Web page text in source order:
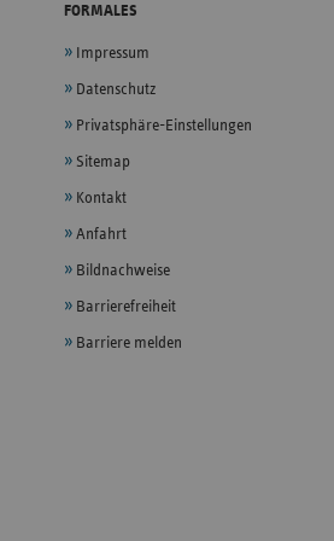
FORMALES
Impressum
Datenschutz
Privatsphäre-Einstellungen
Sitemap
Kontakt
Anfahrt
Bildnachweise
Barrierefreiheit
Barriere melden